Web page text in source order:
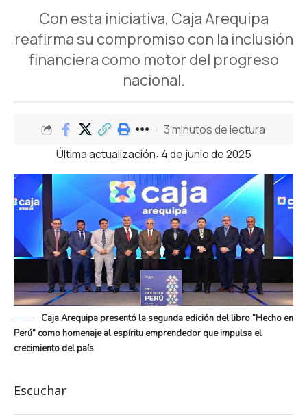
Con esta iniciativa, Caja Arequipa
reafirma su compromiso con la inclusión
financiera como motor del progreso
nacional.
Última actualización: 4 de junio de 2025
3 minutos de lectura
Caja Arequipa presentó la segunda edición del libro “Hecho en
Perú” como homenaje al espíritu emprendedor que impulsa el
crecimiento del país
Escuchar